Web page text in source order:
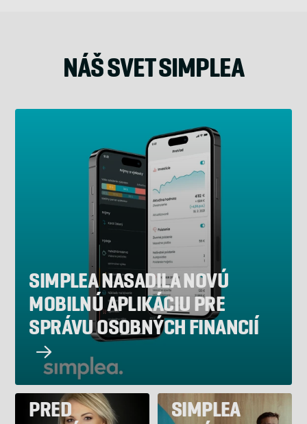
NÁŠ SVET SIMPLEA
SIMPLEA NASADILA NOVÚ
MOBILNÚ APLIKÁCIU PRE
SPRÁVU OSOBNÝCH FINANCIÍ
ANALYTIČKA
VARUJE
PRED
SIMPLEA